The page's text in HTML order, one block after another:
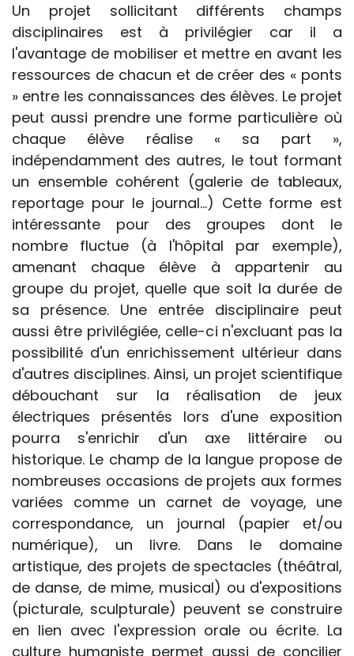
Un projet sollicitant différents champs
disciplinaires est à privilégier car il a
l'avantage de mobiliser et mettre en avant les
ressources de chacun et de créer des « ponts
» entre les connaissances des élèves. Le projet
peut aussi prendre une forme particulière où
chaque élève réalise « sa part »,
indépendamment des autres, le tout formant
un ensemble cohérent (galerie de tableaux,
reportage pour le journal...) Cette forme est
intéressante pour des groupes dont le
nombre fluctue (à l'hôpital par exemple),
amenant chaque élève à appartenir au
groupe du projet, quelle que soit la durée de
sa présence. Une entrée disciplinaire peut
aussi être privilégiée, celle-ci n'excluant pas la
possibilité d'un enrichissement ultérieur dans
d'autres disciplines. Ainsi, un projet scientifique
débouchant sur la réalisation de jeux
électriques présentés lors d'une exposition
pourra s'enrichir d'un axe littéraire ou
historique. Le champ de la langue propose de
nombreuses occasions de projets aux formes
variées comme un carnet de voyage, une
correspondance, un journal (papier et/ou
numérique), un livre. Dans le domaine
artistique, des projets de spectacles (théâtral,
de danse, de mime, musical) ou d'expositions
(picturale, sculpturale) peuvent se construire
en lien avec l'expression orale ou écrite. La
culture humaniste permet aussi de concilier